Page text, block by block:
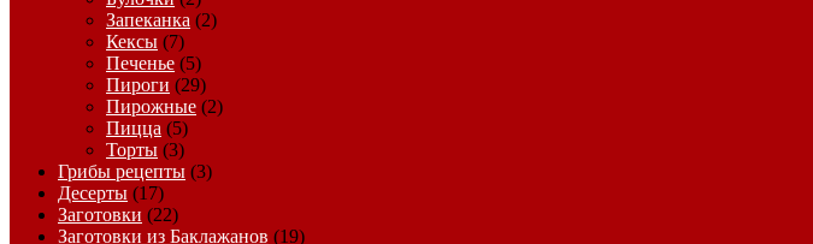
Запеканка (2)
Кексы (7)
Печенье (5)
Пироги (29)
Пирожные (2)
Пицца (5)
Торты (3)
Грибы рецепты (3)
Десерты (17)
Заготовки (22)
Заготовки из Баклажанов (19)